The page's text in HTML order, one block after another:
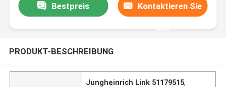
Bestpreis Kontaktieren Sie
uns
PRODUKT-BESCHREIBUNG
Jungheinrich Link 51179515,